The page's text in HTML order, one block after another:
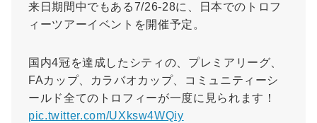
来日期間中でもある7/26-28に、日本でのトロフ
ィーツアーイベントを開催予定。
国内4冠を達成したシティの、プレミアリーグ、
FAカップ、カラバオカップ、コミュニティーシ
ールド全てのトロフィーが一度に見られます！
pic.twitter.com/UXksw4WQiy